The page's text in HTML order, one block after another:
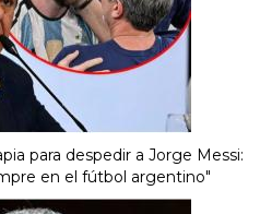
para despedir a Jorge Messi:
en el fútbol argentino"